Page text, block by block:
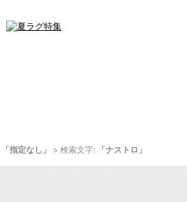
「指定なし」 > 検索文字: 「ナストロ」